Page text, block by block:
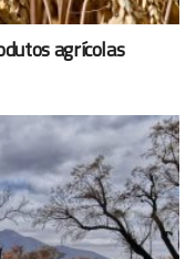
agrícolas